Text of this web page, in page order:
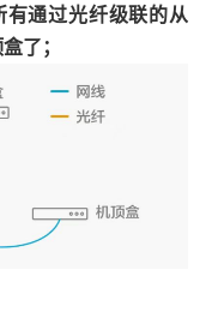
通过光纤级联的从
了；